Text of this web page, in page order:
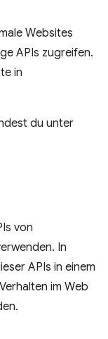
Websites
APIs zugreifen.
in
du unter
von
In
APIs in einem
im Web